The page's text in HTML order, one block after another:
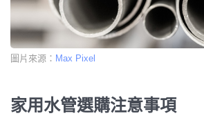
圖片來源： Max Pixel
家用水管選購注意事項